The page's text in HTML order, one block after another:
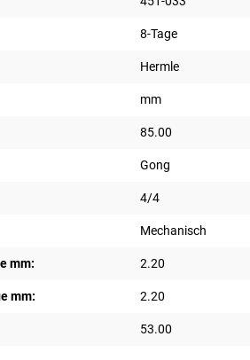
8-Tage
Hermle
mm
85.00
Gong
4/4
Mechanisch
mm: 2.20
mm: 2.20
53.00